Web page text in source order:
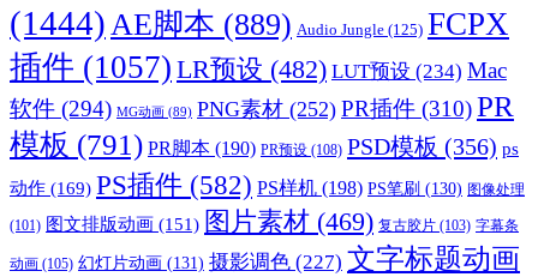
(1444)AE脚本 (889) Audio Jungle (125) FCPX
插件 (1057) LR预设 (482) LUT预设 (234) Mac
软件 (294) MG动画 (89) PNG素材 (252) PR插件 (310)PR
模板 (791) PR脚本 (190) PR预设 (108) PSD模板 (356) ps
动作 (169) PS插件 (582) PS样机 (198) PS笔刷 (130) 图像处理
(101) 图文排版动画 (151) 图片素材 (469) 复古胶片 (103) 字幕条
动画 (105) 幻灯片动画 (131) 摄影调色 (227) 文字标题动画